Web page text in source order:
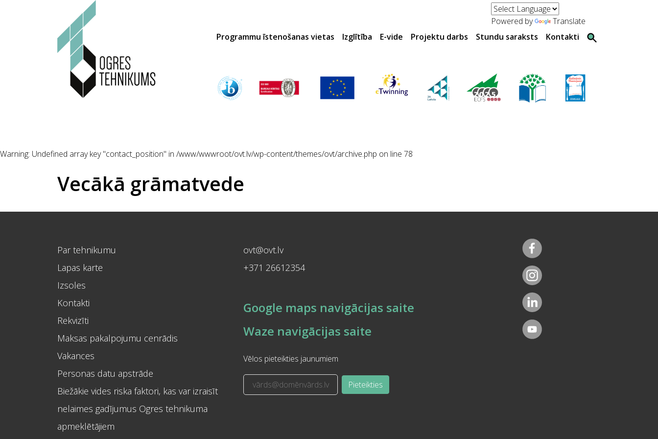
Powered by
Translate
Programmu īstenošanas vietas
Izglītība E-vide Projektu darbs Stundu saraksts Kontakti
Warning: Undefined array key "contact_position" in /www/wwwroot/ovt.lv/wp-content/themes/ovt/archive.php on line 78
Vecākā grāmatvede
Par tehnikumu
Lapas karte
Izsoles
Kontakti
Rekvizīti
Maksas pakalpojumu cenrādis
Vakances
Personas datu apstrāde
Biežākie vides riska faktori, kas var izraisīt
nelaimes gadījumus Ogres tehnikuma
apmeklētājiem
ovt@ovt.lv
+371 26612354
Google maps navigācijas saite
Waze navigācijas saite
Vēlos pieteikties jaunumiem
Pieteikties